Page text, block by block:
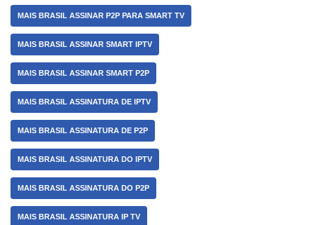
MAIS BRASIL ASSINAR P2P PARA SMART TV
MAIS BRASIL ASSINAR SMART IPTV
MAIS BRASIL ASSINAR SMART P2P
MAIS BRASIL ASSINATURA DE IPTV
MAIS BRASIL ASSINATURA DE P2P
MAIS BRASIL ASSINATURA DO IPTV
MAIS BRASIL ASSINATURA DO P2P
MAIS BRASIL ASSINATURA IP TV